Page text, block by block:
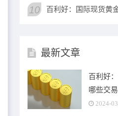
10
最新文章
百利好
哪些交
2024-